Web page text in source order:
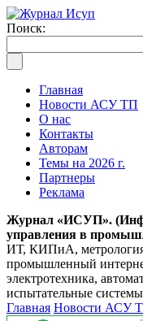
Поиск:
Главная
Новости АСУ ТП
О нас
Контакты
Авторам
Темы на 2026 г.
Партнеры
Реклама
Журнал «ИСУП».
управления в
ИТ, КИПиА,
промышленный
электротехника,
испытательные
Главная Новости АСУ